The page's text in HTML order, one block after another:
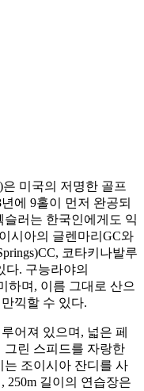
은 미국의 저명한 골프
에 9홀이 먼저 완공되
슬러는 한국인에게도 익
시아의 글렌마리GC와
코타키나발루
다. 구능라야의
하며, 이름 그대로 산으
끽할 수 있다.
어져 있으며, 넓은 페
그린 스피드를 자랑한
는 조이시아 잔디를 사
250m 길이의 연습장은